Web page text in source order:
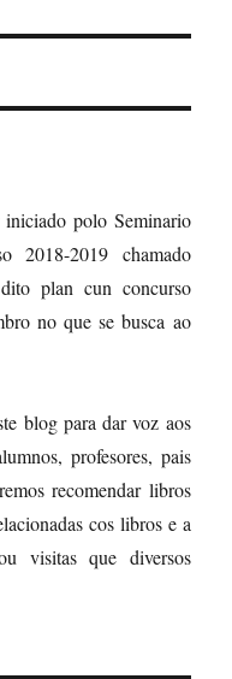
polo Seminario
2018-2019 chamado
plan cun concurso
no que se busca ao
blog para dar voz aos
profesores, pais
recomendar libros
cos libros e a
visitas que diversos